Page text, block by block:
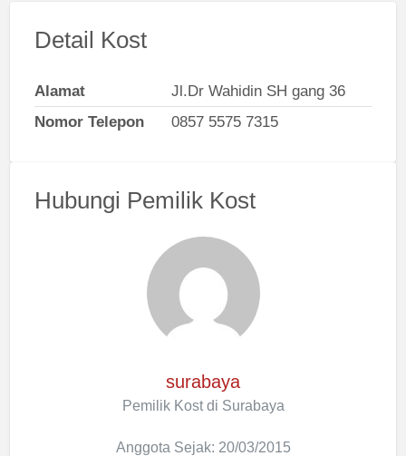
Detail Kost
Alamat
Jl.Dr Wahidin SH gang 36
Nomor Telepon
0857 5575 7315
Hubungi Pemilik Kost
surabaya
Pemilik Kost di Surabaya
Anggota Sejak: 20/03/2015